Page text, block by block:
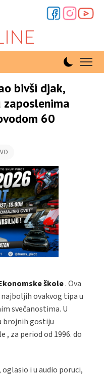
bivši djak,
60
škole. Ova
ovakvog tipa u
svečanostima. U
brojnih gostiju
, za period od 1996. do
, oglasio i u audio poruci,